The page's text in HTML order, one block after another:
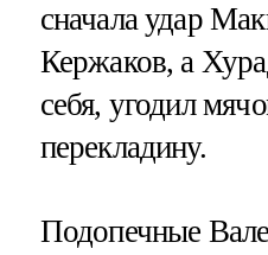
сначала удар
Кержаков, а
себя, угодил
перекладину.
Подопечные